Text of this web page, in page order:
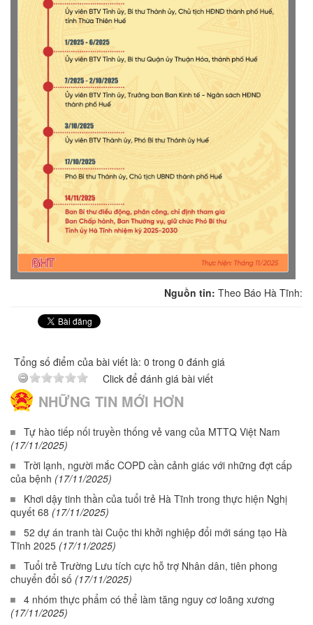
Nguồn tin: Theo Báo Hà Tĩnh:
Tổng số điểm của bài viết là: 0 trong 0 đánh giá
Click để đánh giá bài viết
NHỮNG TIN MỚI HƠN
Tự hào tiếp nối truyền thống vẻ vang của MTTQ Việt Nam
(17/11/2025)
Trời lạnh, người mắc COPD cần cảnh giác với những đợt cấp
của bệnh (17/11/2025)
Khơi dậy tinh thần của tuổi trẻ Hà Tĩnh trong thực hiện Nghị
quyết 68 (17/11/2025)
52 dự án tranh tài Cuộc thi khởi nghiệp đổi mới sáng tạo Hà
Tĩnh 2025 (17/11/2025)
Tuổi trẻ Trường Lưu tích cực hỗ trợ Nhân dân, tiên phong
chuyển đổi số (17/11/2025)
4 nhóm thực phẩm có thể làm tăng nguy cơ loãng xương
(17/11/2025)